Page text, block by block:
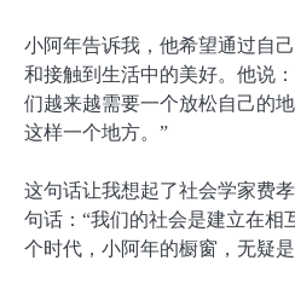
小阿年告诉我，他希望通过自
和接触到生活中的美好。他说
们越来越需要一个放松自己的
这样一个地方。”
这句话让我想起了社会学家费
句话：“我们的社会是建立在相
个时代，小阿年的橱窗，无疑